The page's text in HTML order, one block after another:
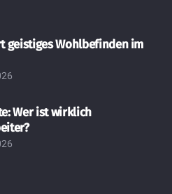
geistiges Wohlbefinden im
Wer ist wirklich